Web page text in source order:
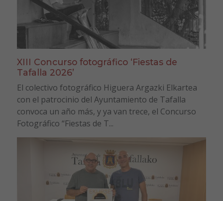
XIII Concurso fotográfico ‘Fiestas de
Tafalla 2026’
El colectivo fotográfico Higuera Argazki Elkartea
con el patrocinio del Ayuntamiento de Tafalla
convoca un año más, y ya van trece, el Concurso
Fotográfico “Fiestas de T...